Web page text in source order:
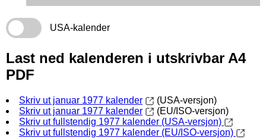
USA-kalender
Last ned kalenderen i utskrivbar A4
PDF
Skriv ut januar 1977 kalender
(USA-versjon)
Skriv ut januar 1977 kalender
(EU/ISO-versjon)
Skriv ut fullstendig 1977 kalender (USA-versjon)
Skriv ut fullstendig 1977 kalender (EU/ISO-versjon)